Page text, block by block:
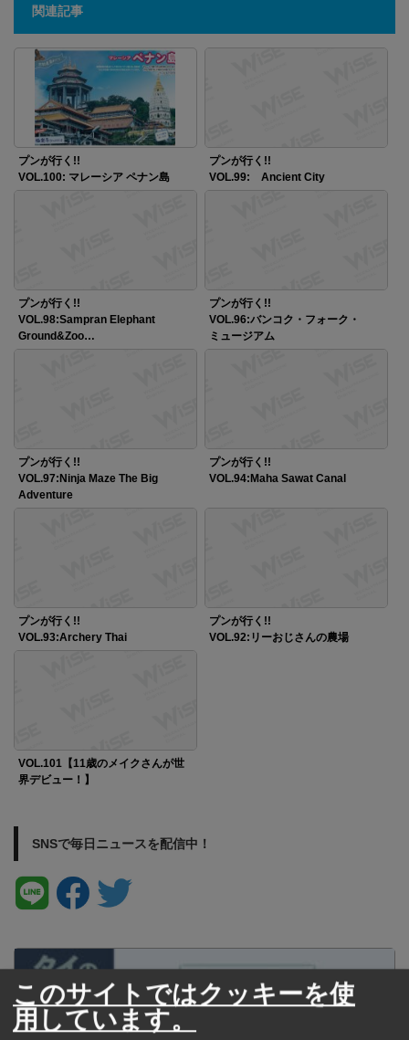
関連記事
プンが行く!!
VOL.100: マレーシア ペナン島
プンが行く!!
VOL.99: Ancient City
プンが行く!!
VOL.98:Sampran Elephant
Ground&Zoo…
プンが行く!!
VOL.96:バンコク・フォーク・
ミュージアム
プンが行く!!
VOL.97:Ninja Maze The Big
Adventure
プンが行く!!
VOL.94:Maha Sawat Canal
プンが行く!!
VOL.93:Archery Thai
プンが行く!!
VOL.92:リーおじさんの農場
VOL.101【11歳のメイクさんが世
界デビュー！】
SNSで毎日ニュースを配信中！
このサイトではクッキーを使
用しています。